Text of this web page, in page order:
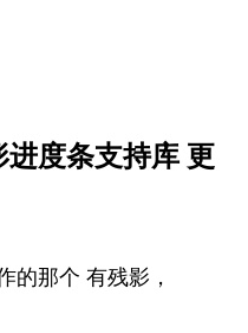
进度条支持库 更
的那个 有残影，